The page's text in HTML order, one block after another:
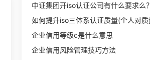
中证集团开iso认证公司有什么要求么？
企业信用等级c是什么意思
企业信用风险管理技巧方法